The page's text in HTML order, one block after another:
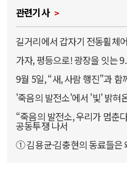
관련기사
길거리에서 갑자기 전동휠체
가자, 평등으로! 광장을 잇는
9월 5일, “새, 사람 행진”과 함
'죽음의 발전소'에서 '빛' 밝혀
“죽음의 발전소, 우리가 멈춘
공동투쟁 나서
① 김용균·김충현의 동료들은